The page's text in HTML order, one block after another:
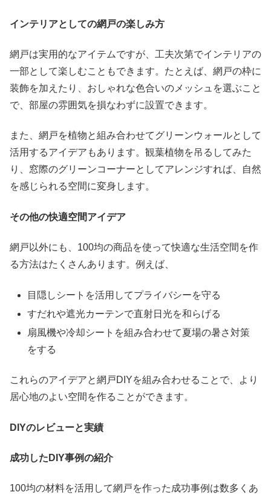
インテリアとしての網戸の楽しみ方
網戸は実用的なアイテムですが、工夫次第でインテリアの
一部として楽しむこともできます。たとえば、網戸の枠に
装飾を加えたり、おしゃれな色合いのメッシュを選ぶこと
で、部屋の雰囲気を損なわずに設置できます。
また、網戸を植物と組み合わせてグリーンウォールとして
活用するアイデアもあります。観葉植物を吊るしてみた
り、窓際のグリーンコーナーとしてアレンジすれば、自然
を感じられる空間に変身します。
その他の快適空間アイデア
網戸以外にも、100均の商品を使って快適な生活空間を作
る方法はたくさんあります。例えば、
目隠しシートを活用してプライバシーを守る
すだれや遮光カーテンで直射日光を和らげる
扇風機や冷却シートを組み合わせて夏場の暑さ対策
をする
これらのアイデアと網戸DIYを組み合わせることで、より
居心地のよい空間を作ることができます。
DIYのレビューと実績
成功したDIY事例の紹介
100均の材料を活用して網戸を作った成功事例は数多くあ